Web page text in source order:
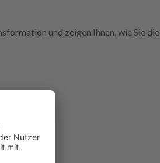
und zeigen Ihnen, wie Sie die